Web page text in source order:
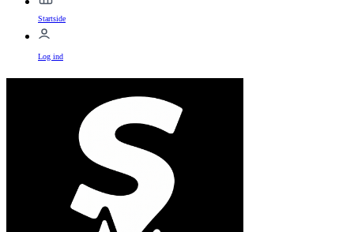
Startside
Log ind